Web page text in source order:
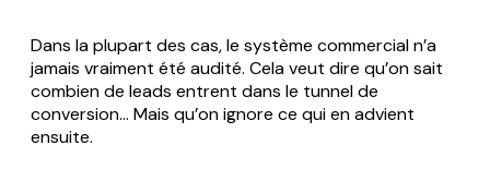
Dans la plupart des cas, le système commercial n’a
jamais vraiment été audité. Cela veut dire qu’on sait
combien de leads entrent dans le tunnel de
conversion… Mais qu’on ignore ce qui en advient
ensuite.